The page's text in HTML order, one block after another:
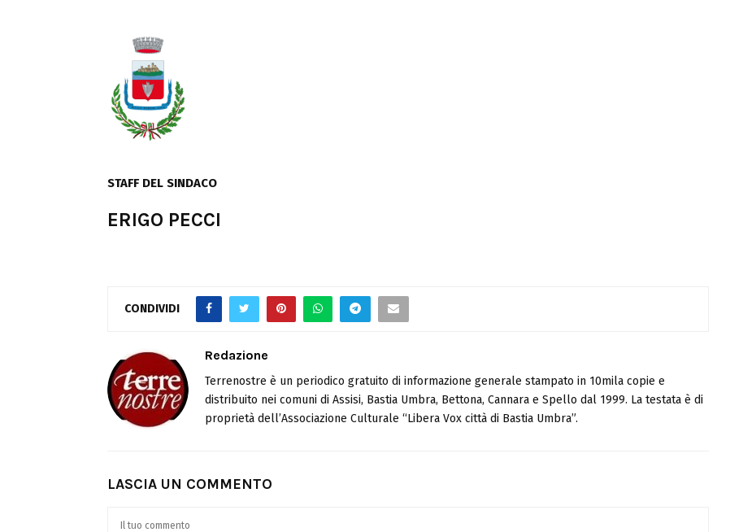
STAFF DEL SINDACO
ERIGO PECCI
CONDIVIDI
Redazione
Terrenostre è un periodico gratuito di informazione generale stampato in 10mila copie e
distribuito nei comuni di Assisi, Bastia Umbra, Bettona, Cannara e Spello dal 1999. La testata è di
proprietà dell’Associazione Culturale “Libera Vox città di Bastia Umbra”.
LASCIA UN COMMENTO